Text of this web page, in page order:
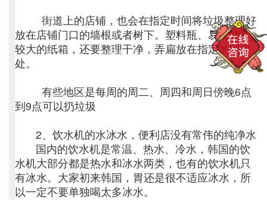
街道上的店铺，也会在指定时间将垃圾整理好
放在店铺门口的墙根或者树下。塑料瓶、易拉罐和
较大的纸箱，还要整理干净，弄扁放在指定的回收
处。
有些地区是每周的周二、周四和周日傍晚6点
到9点可以扔垃圾
2、饮水机的水冰水，便利店没有常伟的纯净水
国内的饮水机是常温、热水、冷水，韩国的饮
水机大部分都是热水和冰水两类，也有的饮水机只
有冰水。大家初来韩国，胃还是很不适应冰水，所
以一定不要单独喝太多冰水。